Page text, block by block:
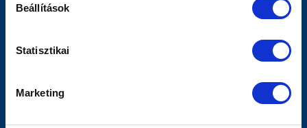
Beállítások
Statisztikai
Marketing